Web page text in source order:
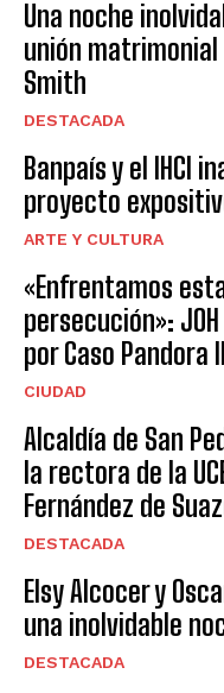
Una noche
unión
Smith
DESTACADA
Banpaís y el IHCI
proyecto
ARTE Y CULTURA
«Enfrentamos
persecución»:
por Caso Pandora II
CIUDAD
Alcaldía de San
la rectora de la
Fernández de
DESTACADA
Elsy Alcocer y
una inolvidable
DESTACADA